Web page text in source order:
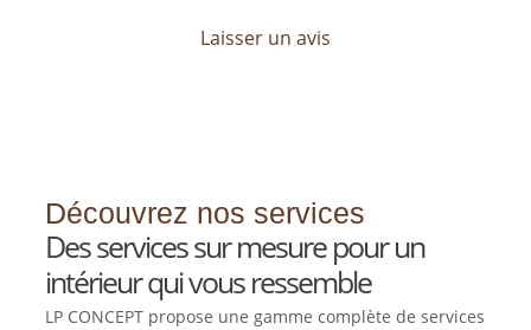
Laisser un avis
Découvrez nos services
Des services sur mesure pour un
intérieur qui vous ressemble
LP CONCEPT propose une gamme complète de services